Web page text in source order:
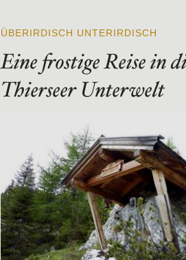
ÜBERIRDISCH UNTERIRDISCH
Eine frostige Reise in
Thierseer Unterwelt